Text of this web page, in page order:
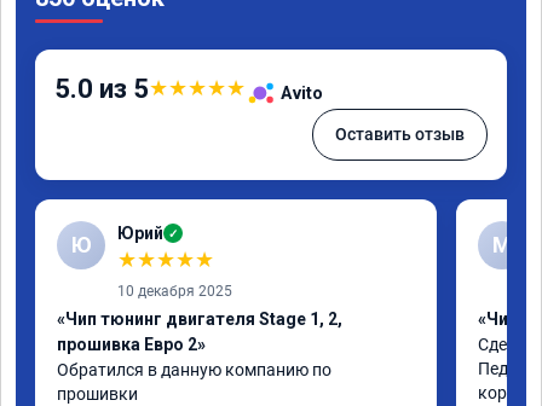
5.0 из 5★★★★★ Avito
Оставить отзыв
Ю Юрий ✓
★★★★★
10 декабря 2025
«Чип тюнинг двигателя Stage 1, 2,
прошивка Евро 2»
Обратился в данную компанию по
прошивки
М
«Чип
Педаль